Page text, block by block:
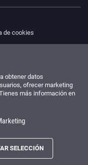
de cookies
obtener datos
ofrecer marketing
más información en